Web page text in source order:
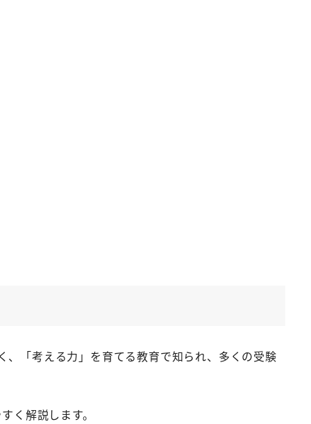
、「考える力」を育てる教育で知られ、多くの受験
く解説します。